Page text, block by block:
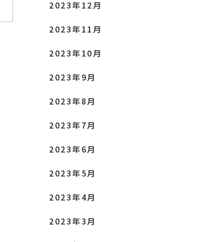
2023年12月
2023年11月
2023年10月
2023年9月
2023年8月
2023年7月
2023年6月
2023年5月
2023年4月
2023年3月